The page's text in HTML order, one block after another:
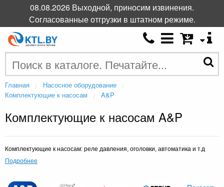
Главная
Насосное оборудование
Комплектующие к насосам
A&P
Комплектующие к насосам A&P
Комплектующие к насосам: реле давления, оголовки, автоматика и т.д
Подробнее
08.08.2026 Выходной, приносим извинения.
Согласованные отгрузки в штатном режиме.